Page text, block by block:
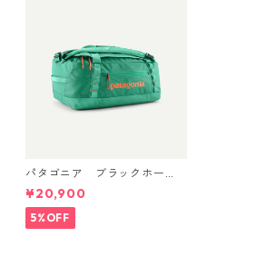
パタゴニア ブラックホー
ル・ダッフル 40L Aqua Ston
e 49339 日本正規品
¥20,900
5%OFF